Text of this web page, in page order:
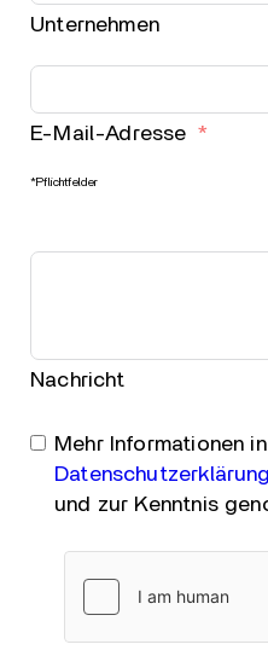
Unternehmen
E-Mail-Adresse
*Pflichtfelder
Nachricht
Mehr Informationen
Datenschutzerklärung
und zur Kenntnis